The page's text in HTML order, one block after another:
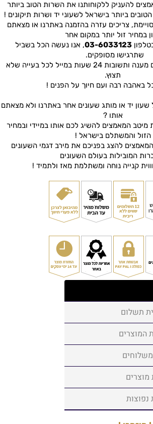
להעניק ללקוחותנו את השרות הטוב ביותר
ביותר בישראל לשעוני יד ושרות תיקונים !
צריכים עזרה בהזמנה באתרנו או מצאתם
במחיר זול יותר במקום אחר
03-6033123, אנו נעשה הכל בשביל
שתרגישו מסופקים.
נציגנו ישמחו לתת לכם מענה ותשובות 24 שעות במייל לכל בעייה שלא
תצוץ.
באהבה רבה ועם חיוך על הפנים !
יד או מותג שעונים אחר באתרנו ולא מצאתם
אותו ?
המאמצים להשיג לכם אותו במיידי ובמחיר
הזול והמשתלם בישראל !
להצג בפניכם את מירב דגמי השעונים
המובילות בעולם השעונים
קנייה נוחה ומשתלמת מאז ולתמיד !
תשלום
המוצרים
נפוצות